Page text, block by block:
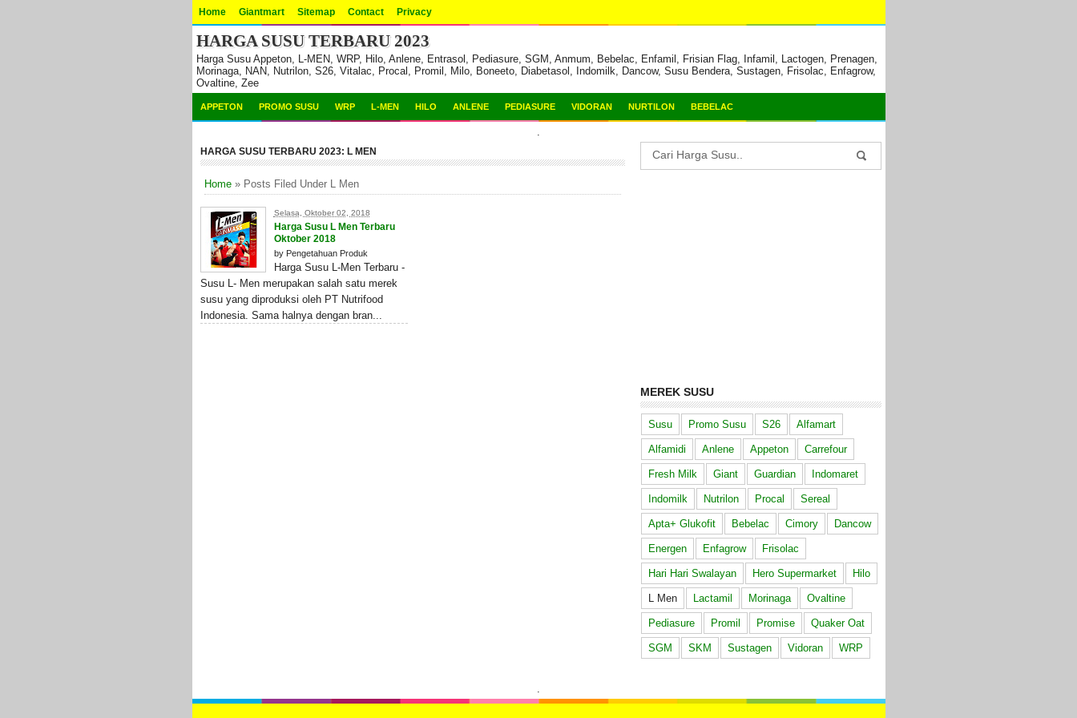
Home Giantmart Sitemap Contact Privacy
HARGA SUSU TERBARU 2023
Harga Susu Appeton, L-MEN, WRP, Hilo, Anlene, Entrasol, Pediasure, SGM, Anmum, Bebelac, Enfamil, Frisian Flag, Infamil, Lactogen, Prenagen,
Morinaga, NAN, Nutrilon, S26, Vitalac, Procal, Promil, Milo, Boneeto, Diabetasol, Indomilk, Dancow, Susu Bendera, Sustagen, Frisolac, Enfagrow,
Ovaltine, Zee
APPETON PROMO SUSU WRP L-MEN HILO ANLENE PEDIASURE VIDORAN NURTILON BEBELAC
.
HARGA SUSU TERBARU 2023: L MEN
Home» Posts Filed Under L Men
Selasa, Oktober 02, 2018
Harga Susu L Men Terbaru
Oktober 2018
by Pengetahuan Produk
Harga Susu L-Men Terbaru -
Susu L- Men merupakan salah satu merek
susu yang diproduksi oleh PT Nutrifood
Indonesia. Sama halnya dengan bran...
MEREK SUSU
Susu Promo Susu S26 Alfamart
Alfamidi Anlene Appeton Carrefour
Fresh Milk Giant Guardian Indomaret
Indomilk Nutrilon Procal Sereal
Apta+ Glukofit Bebelac Cimory Dancow
Energen Enfagrow Frisolac
Hari Hari Swalayan Hero Supermarket Hilo
L Men Lactamil Morinaga Ovaltine
Pediasure Promil Promise Quaker Oat
SGM SKM Sustagen Vidoran WRP
.